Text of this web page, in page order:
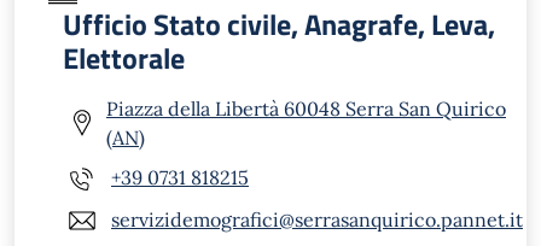
Ufficio Stato civile, Anagrafe, Leva,
Elettorale
Piazza della Libertà 60048 Serra San Quirico
(AN)
+39 0731 818215
servizidemografici@serrasanquirico.pannet.it